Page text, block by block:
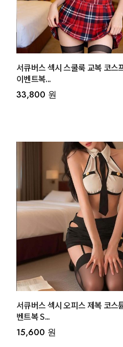
서큐버스 섹시 스쿨룩 교복 코스
이벤트복...
33,800 원
서큐버스 섹시 오피스 제복 코스
벤트복 S...
15,600 원